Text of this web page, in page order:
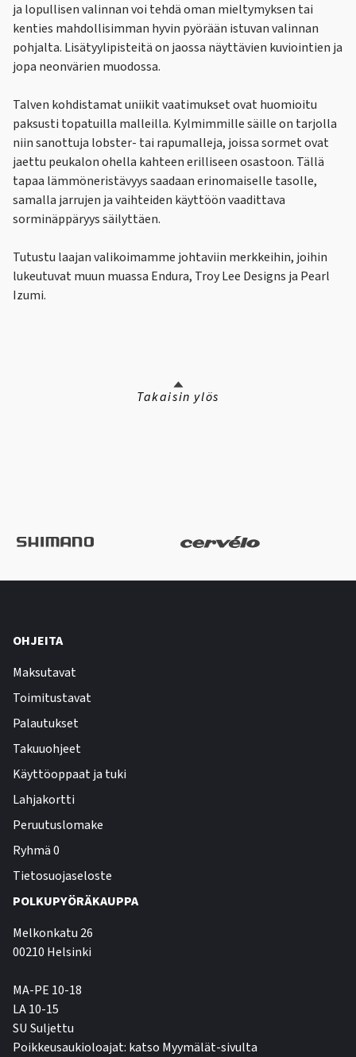
ja lopullisen valinnan voi tehdä oman mieltymyksen tai
kenties mahdollisimman hyvin pyörään istuvan valinnan
pohjalta. Lisätyylipisteitä on jaossa näyttävien kuviointien ja
jopa neonvärien muodossa.
Talven kohdistamat uniikit vaatimukset ovat huomioitu
paksusti topatuilla malleilla. Kylmimmille säille on tarjolla
niin sanottuja lobster- tai rapumalleja, joissa sormet ovat
jaettu peukalon ohella kahteen erilliseen osastoon. Tällä
tapaa lämmöneristävyys saadaan erinomaiselle tasolle,
samalla jarrujen ja vaihteiden käyttöön vaadittava
sorminäppäryys säilyttäen.
Tutustu laajan valikoimamme johtaviin merkkeihin, joihin
lukeutuvat muun muassa Endura, Troy Lee Designs ja Pearl
Izumi.
Takaisin ylös
OHJEITA
Maksutavat
Toimitustavat
Palautukset
Takuuohjeet
Käyttöoppaat ja tuki
Lahjakortti
Peruutuslomake
Ryhmä 0
Tietosuojaseloste
POLKUPYÖRÄKAUPPA
Melkonkatu 26
00210 Helsinki
MA-PE 10-18
LA 10-15
SU Suljettu
Poikkeusaukioloajat: katso Myymälät-sivulta